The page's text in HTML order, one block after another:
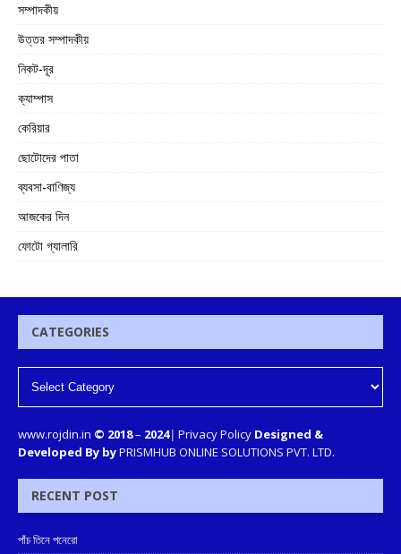
সম্পাদকীয়
উত্তর সম্পাদকীয়
নিকট-দূর
ক্যাম্পাস
কেরিয়ার
ছোটোদের পাতা
ব্যবসা-বাণিজ্য
আজকের দিন
ফোটো গ্যালারি
CATEGORIES
www.rojdin.in © 2018– 2024| Privacy Policy Designed &
Developed By byPRISMHUB ONLINE SOLUTIONS PVT. LTD.
RECENT POST
পাঁচ তিনে পনেরো